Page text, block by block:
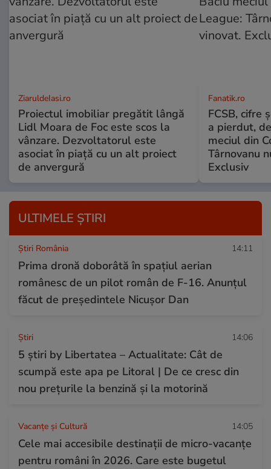
ZiaruldeIasi.ro
Proiectul imobiliar pregătit lângă
Lidl Moara de Foc este scos la
vânzare. Dezvoltatorul este
asociat în piață cu un alt proiect
de anvergură
Fanatik.ro
FCSB, cifre
a pierdut,
meciul din
Târnovanu
Exclusiv
ULTIMELE ȘTIRI
Știri România 14:11
Prima dronă doborâtă în spațiul aerian
românesc de un pilot român de F-16. Anunțul
făcut de președintele Nicușor Dan
Ştiri 14:06
5 știri by Libertatea – Actualitate: Cât de
scumpă este apa pe Litoral | De ce cresc din
nou prețurile la benzină și la motorină
Vacanțe și Cultură 14:05
Cele mai accesibile destinații de micro-vacanțe
pentru români în 2026. Care este bugetul